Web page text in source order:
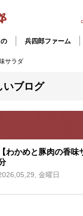
兵四郎ファーム
サラダ
いブログ
【わかめと豚肉の香味
金曜日